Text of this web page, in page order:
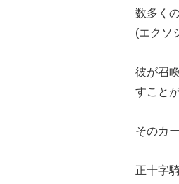
数多く
(エクソ
彼が召
すこと
そのカ
正十字